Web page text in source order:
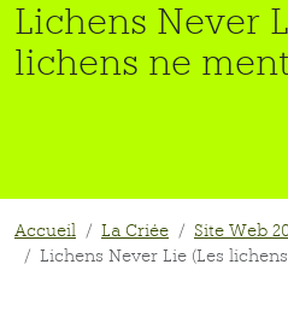
Lichens Never
lichens ne
Accueil La Criée
Site Web
Lichens Never Lie (Les